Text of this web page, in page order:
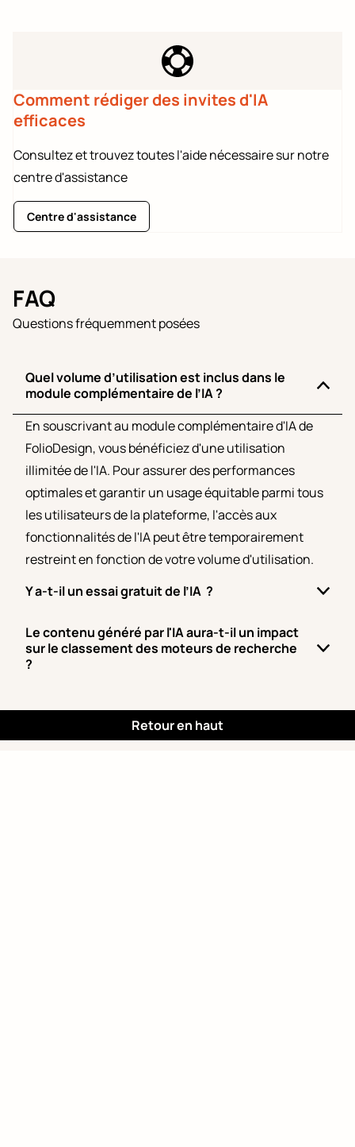
Comment rédiger des invites d'IA
efficaces
Consultez et trouvez toutes l'aide nécessaire sur notre
centre d'assistance
Centre d'assistance
FAQ
Questions fréquemment posées
Quel volume d’utilisation est inclus dans le
module complémentaire de l’IA ?
En souscrivant au module complémentaire d'IA de
FolioDesign, vous bénéficiez d'une utilisation
illimitée de l'IA. Pour assurer des performances
optimales et garantir un usage équitable parmi tous
les utilisateurs de la plateforme, l'accès aux
fonctionnalités de l'IA peut être temporairement
restreint en fonction de votre volume d'utilisation.
Y a-t-il un essai gratuit de l’IA ?
Le contenu généré par l'IA aura-t-il un impact
sur le classement des moteurs de recherche
?
Retour en haut